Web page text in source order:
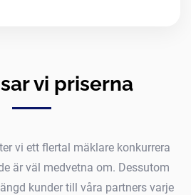
vi priserna
vi ett flertal mäklare konkurrera
är väl medvetna om. Dessutom
kunder till våra partners varje